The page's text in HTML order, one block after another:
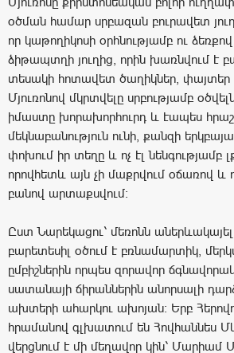
օծման համար սրբազան բուրավետ յուղ
որ կաթողիկոսի օրհնությամբ ու
ձիթապտղի յուղից, որին խառնվում է
տեսակի հոտավետ ծաղիկներ, փայտեր
Մյուռոնով մկրտվելը սրբությամբ
իմաստը խորախորհուրդ և էապես
մեկնաբանություն ունի, քանզի
փոխում իր տեղը և ոչ էլ նենգությամբ
որովհետև այն չի մաքրվում օճառով և
բանով արտաքսվում:
Ըստ Նարեկացու՝ մեռոնն
բարետեսիլ օծում է բռնամարտիկ,
ըմբիշներին որպես զորավոր
սատանայի ճիրաններին անորսալի
ախտերի ահարկու ախոյան։ Երբ
հրամանով գլխատում են Հովհաննես
վերցնում է մի մեղավոր կին՝